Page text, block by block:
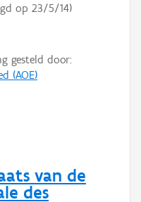
op 23/5/14)
gesteld door:
(AOE)
van de
des